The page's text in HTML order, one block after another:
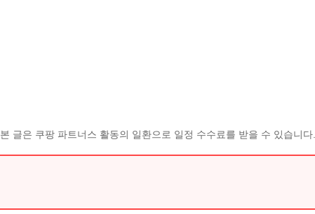
본 글은 쿠팡 파트너스 활동의 일환으로 일정 수수료를 받을 수 있습니다.